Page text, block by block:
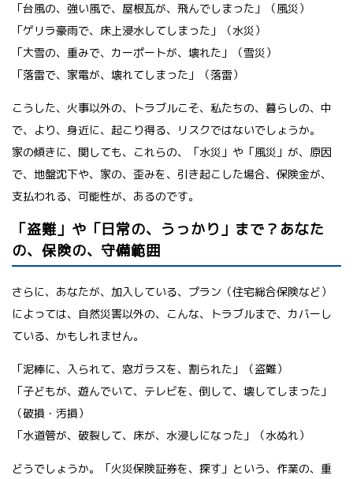
「台風の、強い風で、屋根瓦が、飛んでしまった」（風災）
「ゲリラ豪雨で、床上浸水してしまった」（水災）
「大雪の、重みで、カーポートが、壊れた」（雪災）
「落雷で、家電が、壊れてしまった」（落雷）
こうした、火事以外の、トラブルこそ、私たちの、暮らしの、中
で、より、身近に、起こり得る、リスクではないでしょうか。
家の傾きに、関しても、これらの、「水災」や「風災」が、原因
で、地盤沈下や、家の、歪みを、引き起こした場合、保険金が、
支払われる、可能性が、あるのです。
「盗難」や「日常の、うっかり」まで？あなた
の、保険の、守備範囲
さらに、あなたが、加入している、プラン（住宅総合保険など）
によっては、自然災害以外の、こんな、トラブルまで、カバーし
ている、かもしれません。
「泥棒に、入られて、窓ガラスを、割られた」（盗難）
「子どもが、遊んでいて、テレビを、倒して、壊してしまった」
（破損・汚損）
「水道管が、破裂して、床が、水浸しになった」（水ぬれ）
どうでしょうか。「火災保険証券を、探す」という、作業の、重